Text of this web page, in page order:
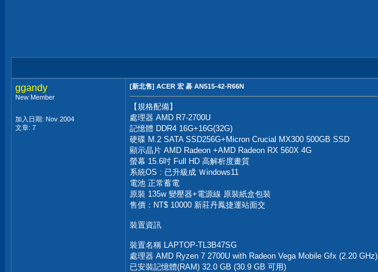
ggandy
New Member
加入日期: Nov 2004
文章: 7
[新北售] ACER 宏 碁 AN515-42-R66N
【規格配備】
處理器 AMD R7-2700U
記憶體 DDR4 16G+16G(32G)
硬碟 M.2 SATA SSD256G+Micron Crucial MX300 500GB SSD
顯示晶片 AMD Radeon +AMD Radeon RX 560X 4G
螢幕 15.6吋 Full HD 高解析度畫質
系統OS : 已升級成 Ｗindows11
電池 正常蓄電
原裝 135w 變壓器+電源線 原裝紙盒包裝
售價：NT$ 10000 新莊丹鳳捷運站面交
裝置資訊
裝置名稱 LAPTOP-TL3B47SG
處理器 AMD Ryzen 7 2700U with Radeon Vega Mobile Gfx (2.20 GHz)
已安裝記憶體(RAM) 32.0 GB (30.9 GB 可用)